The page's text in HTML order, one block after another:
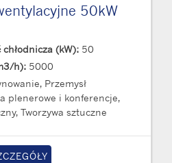
50kW
(kW): 50
h): 5000
Przemysł
plenerowe i konferencje,
Tworzywa sztuczne